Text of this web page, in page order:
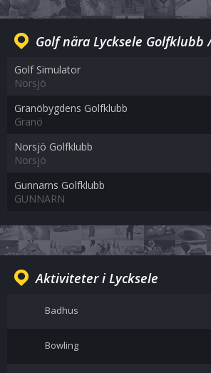
Golf nära Lycksele Golfklubb
Golf Simulator
Norsjö
Granöbygdens Golfklubb
Granö
Norsjö Golfklubb
Norsjö
Gunnarns Golfklubb
GUNNARN
Aktiviteter i Lycksele
Badhus
Bowling